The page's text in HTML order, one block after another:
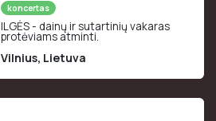
koncertas
ILGĖS - dainų ir sutartinių vakaras
protėviams atminti.
Vilnius, Lietuva